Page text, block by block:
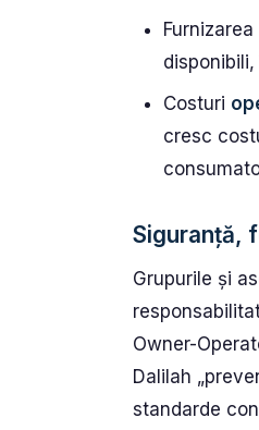
Furnizarea
Costuri
cresc
Siguranță,
Grupurile și
Owner-
Dalilah
standarde